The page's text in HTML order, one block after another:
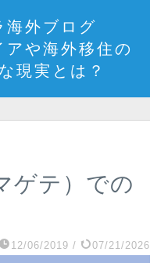
海外ブログ
アや海外移住の
現実とは？
ゲテ）での
12/06/2019 / 07/21/2026